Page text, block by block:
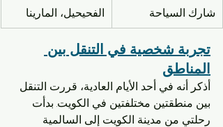
شارك السياحة
الفحيحيل، المارينا
تجربة شخصية في التنقل بين
المناطق
أذكر أنه في أحد الأيام العادية، قررت التنقل
بين منطقتين مختلفتين في الكويت. بدأت
رحلتي من مدينة الكويت إلى السالمية